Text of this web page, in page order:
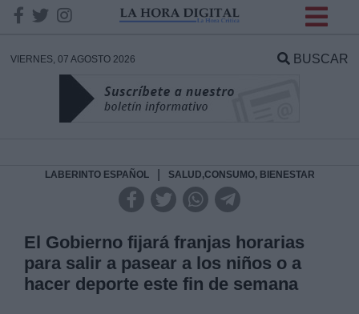
VIERNES, 07 AGOSTO 2026 BUSCAR
LABERINTO ESPAÑOL SALUD,CONSUMO, BIENESTAR
El Gobierno fijará franjas horarias
para salir a pasear a los niños o a
hacer deporte este fin de semana
DATOS
Responsable:
Legitimación: